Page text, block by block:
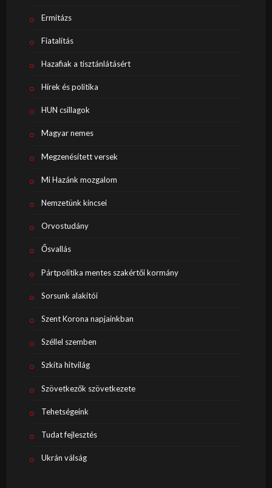
Ermitázs
Fiatalítás
Hazafiak a tisztánlátásért
Hírek és politika
HUN csillagok
Magyar nemes
Megzenésített versek
Mi Hazánk mozgalom
Nemzetünk kincsei
Orvostudány
Ősvallás
Pártpolitika mentes szakértői kormány
Sorsunk alakítói
Szent Korona napjainkban
Széllel szemben
Szkíta hitvilág
Szövetkezők szövetkezete
Tehetségeink
Tudat fejlesztés
Ukrán válság